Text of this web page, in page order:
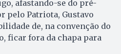
afastando-se do pré-
pelo Patriota, Gustavo
de, na convenção do
ficar fora da chapa para